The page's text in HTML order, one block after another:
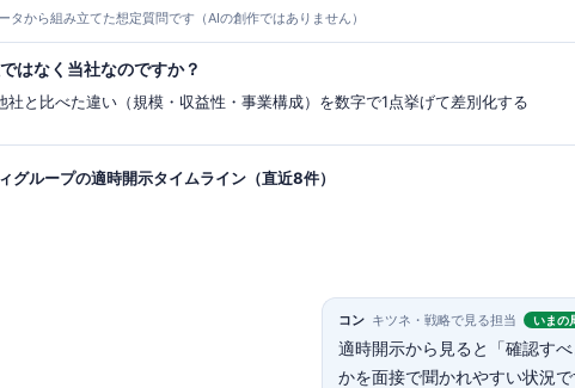
タから組み立てた想定質問です（AIの創作ではありません）
はなく当社なのですか？
社と比べた違い（規模・収益性・事業構成）を数字で1点挙げて差別化する
グループの適時開示タイムライン（直近8件）
コン キツネ・戦略で見る担当 いまの
適時開示から見ると「確認す
かを面接で聞かれやすい状況で